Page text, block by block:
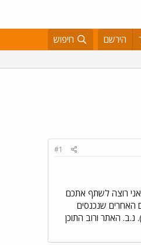
הירשם חיפוש
#1
רוצה לשתף אתכם
האחרים שנכנסים
נ.ב. האתר ורוב התוכן